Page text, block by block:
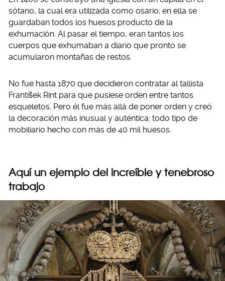
sótano, la cual era utilizada como osario; en ella se
guardaban todos los huesos producto de la
exhumación. Al pasar el tiempo, eran tantos los
cuerpos que exhumaban a diario que pronto se
acumularon montañas de restos.
No fue hasta 1870 que decidieron contratar al tallista
František Rint para que pusiese orden entre tantos
esqueletos. Pero él fue más allá de poner orden y creó
la decoración más inusual y auténtica: todo tipo de
mobiliario hecho con más de 40 mil huesos.
Aquí un ejemplo del increíble y tenebroso
trabajo